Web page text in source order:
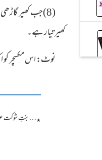
(8)جب کھیر گاڑھی ہو جائے تو چولہے سے اُتار لیں ، چاہیں تو اپنی پسند کے میوہ جات
کھیر تیار ہے۔
نوٹ: اس مکسچر کو
٭…بنتِ شوکت